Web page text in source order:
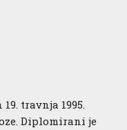
travnja 1995.
Diplomirani je